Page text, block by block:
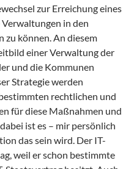
zur Erreichung eines
in den
können. An diesem
einer Verwaltung der
und die Kommunen
Strategie werden
rechtlichen und
für diese Maßnahmen und
ist es – mir persönlich
das sein wird. Der IT-
weil er schon bestimmte